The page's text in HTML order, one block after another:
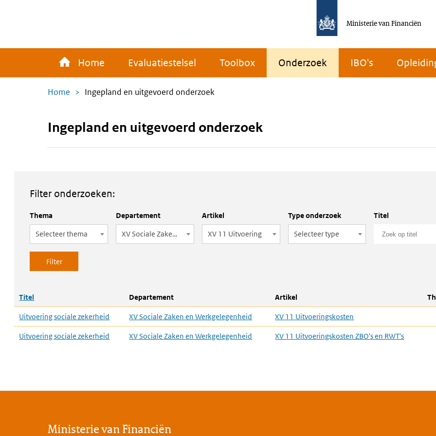
de
Ministerie van Financiën
Main
Home Evaluatiestelsel Toolbox Onderzoek IBO's
Kruimelpad
Home Ingepland en uitgevoerd onderzoek
Ingepland en uitgevoerd onderzoek
Filter onderzoeken:
Thema
Selecteer thema
Departement
XV Sociale Zaken en Werkgelegenheid
Artikel
XV 11 Uitvoering
Type onderzoek
Selecteer type
Titel
Titel Departement Artikel
Uitvoering sociale zekerheid
XV Sociale Zaken en Werkgelegenheid XV 11 Uitvoeringskosten
Uitvoering sociale zekerheid XV Sociale Zaken en Werkgelegenheid XV 11 Uitvoeringskosten ZBO's en RWT's
Ministerie van Financiën